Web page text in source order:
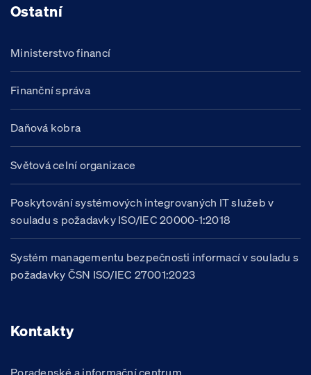
Ostatní
Ministerstvo financí
Finanční správa
Daňová kobra
Světová celní organizace
Poskytování systémových integrovaných IT služeb v
souladu s požadavky ISO/IEC 20000-1:2018
Systém managementu bezpečnosti informací v souladu s
požadavky ČSN ISO/IEC 27001:2023
Kontakty